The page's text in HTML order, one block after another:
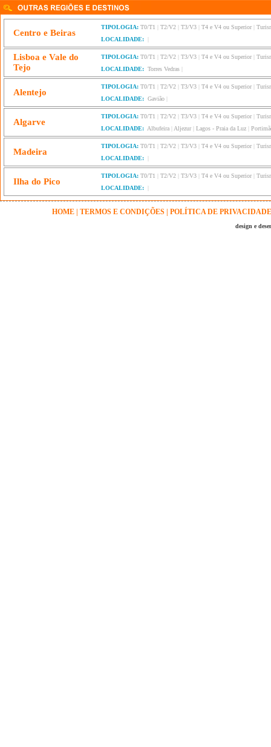
Centro e Beiras
TIPOLOGIA: T0/T1 T2/V2 T3/V3 T4 e V4 ou Superior|
LOCALIDADE:
Lisboa e Vale do
Tejo
TIPOLOGIA: T0/T1 T2/V2 T3/V3 T4 e V4 ou Superior|
LOCALIDADE: Torres Vedras
Alentejo
TIPOLOGIA: T0/T1 T2/V2 T3/V3 T4 e V4 ou Superior|
LOCALIDADE: Gavião
Algarve
TIPOLOGIA: T0/T1 T2/V2 T3/V3 T4 e V4 ou Superior|
LOCALIDADE: Albufeira Aljezur| Lagos - Praia da Luz
Madeira
TIPOLOGIA: T0/T1 T2/V2 T3/V3 T4 e V4 ou Superior|
LOCALIDADE:
Ilha do Pico
TIPOLOGIA: T0/T1 T2/V2 T3/V3 T4 e V4 ou Superior|
LOCALIDADE:
HOME| TERMOS E CONDIÇÕES| POLÍTICA DE PRIVACIDADE
design e